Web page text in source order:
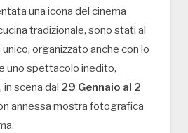
una icona del cinema
tradizionale, sono stati al
organizzato anche con lo
uno spettacolo inedito,
in scena dal 29 Gennaio al 2
annessa mostra fotografica